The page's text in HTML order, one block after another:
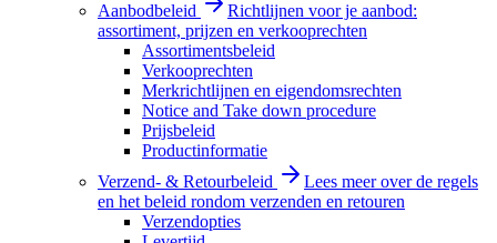
Aanbodbeleid
Richtlijnen voor je aanbod:
assortiment, prijzen en verkooprechten
Assortimentsbeleid
Verkooprechten
Merkrichtlijnen en eigendomsrechten
Notice and Take down procedure
Prijsbeleid
Productinformatie
Verzend- & Retourbeleid
Lees meer over de regels
en het beleid rondom verzenden en retouren
Verzendopties